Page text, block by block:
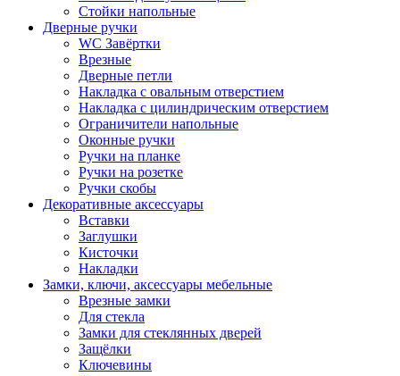
Стойки напольные
Дверные ручки
WC Завёртки
Врезные
Дверные петли
Накладка с овальным отверстием
Накладка с цилиндрическим отверстием
Ограничители напольные
Оконные ручки
Ручки на планке
Ручки на розетке
Ручки скобы
Декоративные аксессуары
Вставки
Заглушки
Кисточки
Накладки
Замки, ключи, аксессуары мебельные
Врезные замки
Для стекла
Замки для стеклянных дверей
Защёлки
Ключевины